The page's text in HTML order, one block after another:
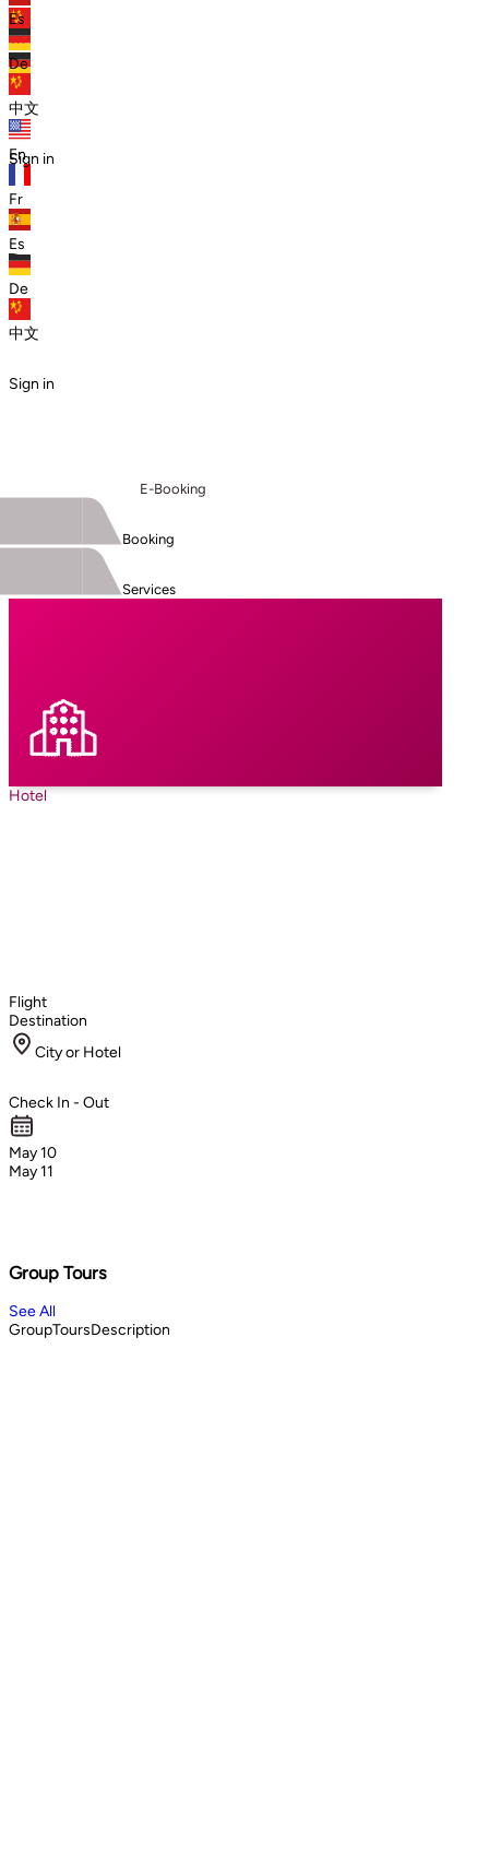
zh
De
En
Fr
Es
De
中文
Sign in
Es
De
中文
Sign in
E-Booking
Booking
Services
Hotel
Flight
Destination
City or Hotel
Check In - Out
May 10
May 11
Group Tours
See All
GroupToursDescription